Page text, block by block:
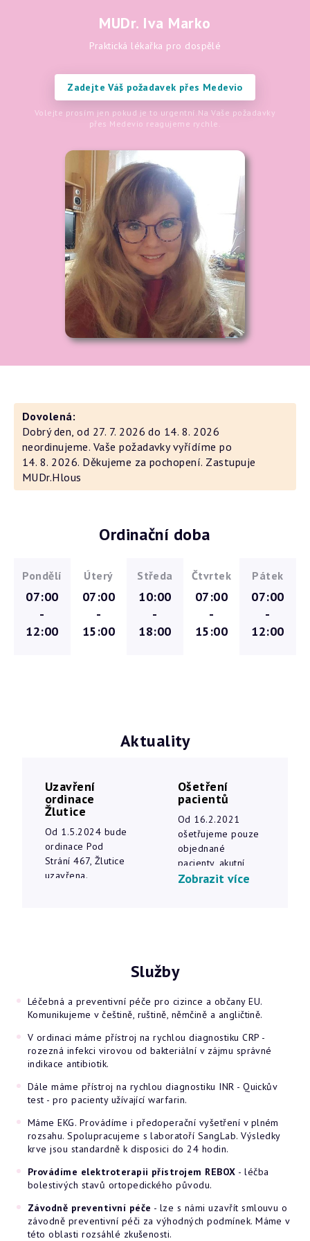
MUDr. Iva Marko
Praktická lékařka pro dospělé
Zadejte Váš požadavek přes Medevio
Volejte prosím jen pokud je to urgentní.Na Vaše požadavky
přes Medevio reagujeme rychle.
Dovolená:
Dobrý den, od 27. 7. 2026 do 14. 8. 2026
neordinujeme. Vaše požadavky vyřídíme po
14. 8. 2026. Děkujeme za pochopení. Zastupuje
MUDr.Hlous
Ordinační doba
Pondělí
07:00
-
12:00
Úterý
07:00
-
15:00
Středa
10:00
-
18:00
Čtvrtek
07:00
-
15:00
Pátek
07:00
-
12:00
Aktuality
Uzavření
ordinace
Žlutice
Od 1.5.2024 bude
ordinace Pod
Strání 467, Žlutice
uzavřena.
Ošetření
pacientů
Od 16.2.2021
ošetřujeme pouze
objednané
pacienty, akutní
pacienty a po
Zobrazit více
Služby
Léčebná a preventivní péče pro cizince a občany EU.
Komunikujeme v češtině, ruštině, němčině a angličtině.
V ordinaci máme přístroj na rychlou diagnostiku CRP -
rozezná infekci virovou od bakteriální v zájmu správné
indikace antibiotik.
Dále máme přístroj na rychlou diagnostiku INR - Quickův
test - pro pacienty užívající warfarin.
Máme EKG. Provádíme i předoperační vyšetření v plném
rozsahu. Spolupracujeme s laboratoří SangLab. Výsledky
krve jsou standardně k disposici do 24 hodin.
Provádíme elektroterapii přístrojem REBOX - léčba
bolestivých stavů ortopedického původu.
Závodně preventivní péče - lze s námi uzavřít smlouvu o
závodně preventivní péči za výhodných podmínek. Máme v
této oblasti rozsáhlé zkušenosti.